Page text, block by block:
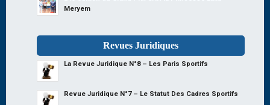
Meryem
Revues Juridiques
La Revue Juridique N°8 – Les Paris Sportifs
Revue Juridique N°7 – Le Statut Des Cadres Sportifs